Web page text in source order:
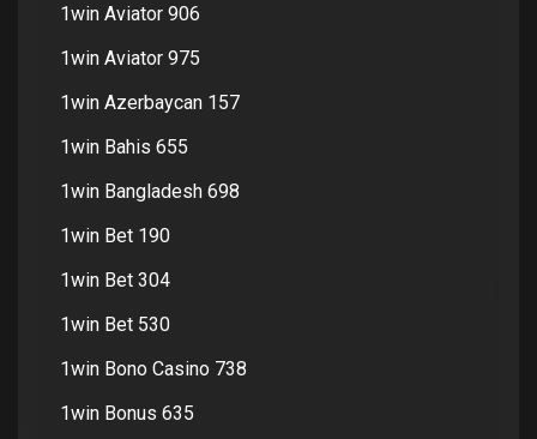
1win Aviator 906
1win Aviator 975
1win Azerbaycan 157
1win Bahis 655
1win Bangladesh 698
1win Bet 190
1win Bet 304
1win Bet 530
1win Bono Casino 738
1win Bonus 635